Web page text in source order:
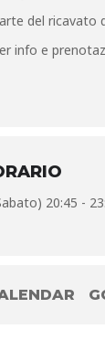
del ricavato
info e
20:45 -